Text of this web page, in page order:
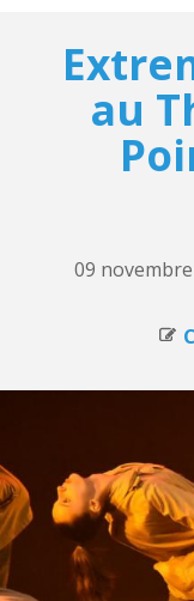
au
09 novembre